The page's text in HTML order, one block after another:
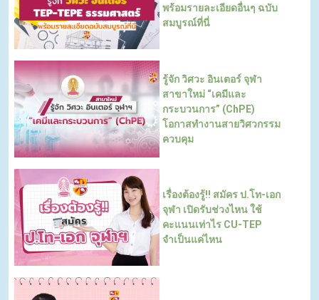
พร้อมรายละเอียดอื่นๆ ฉบับ
สมบูรณ์ที่นี่
รู้จัก วิศวะ อินเตอร์ จุฬา
สาขาใหม่ “เคมีและ
กระบวนการ” (ChPE)
โอกาสทำงานสายวิศวกรรม
ควบคุม
เรื่องต้องรู้!! สมัคร ป.โท-เอก
จุฬา เปิดรับช่วงไหน ใช้
คะแนนเท่าไร CU-TEP
จำเป็นแค่ไหน